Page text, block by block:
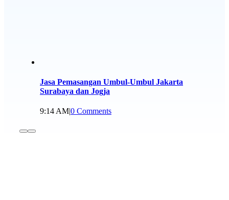
Jasa Pemasangan Umbul-Umbul Jakarta
Surabaya dan Jogja
9:14 AM|0 Comments